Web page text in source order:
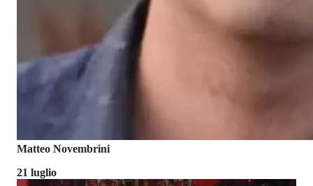
Matteo Novembrini
21 luglio